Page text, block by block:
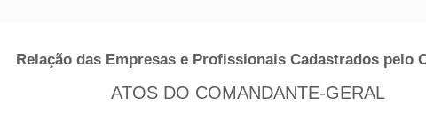
Relação das Empresas e Profissionais Cadastrados pelo
ATOS DO COMANDANTE-GERAL